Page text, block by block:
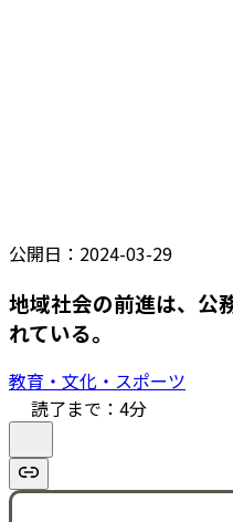
公開日： 2024-03-29
地域社会の前進は、公
れている。
教育・文化・スポーツ
読了まで： 4分